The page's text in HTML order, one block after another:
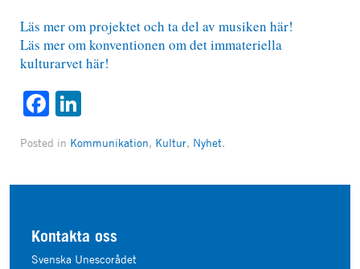
Läs mer om projektet och ta del av musiken här!
Läs mer om konventionen om det immateriella
kulturarvet här!
Facebook
LinkedIn
Posted in Kommunikation, Kultur, Nyhet.
Kontakta oss
Svenska Unescorådet